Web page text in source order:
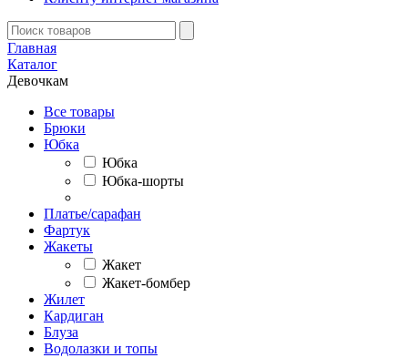
Главная
Каталог
Девочкам
Все товары
Брюки
Юбка
Юбка
Юбка-шорты
Платье/сарафан
Фартук
Жакеты
Жакет
Жакет-бомбер
Жилет
Кардиган
Блуза
Водолазки и топы